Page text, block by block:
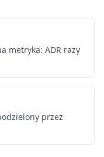
metryka: ADR razy
przez